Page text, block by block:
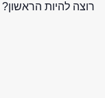
רוצה להיות הראשון?